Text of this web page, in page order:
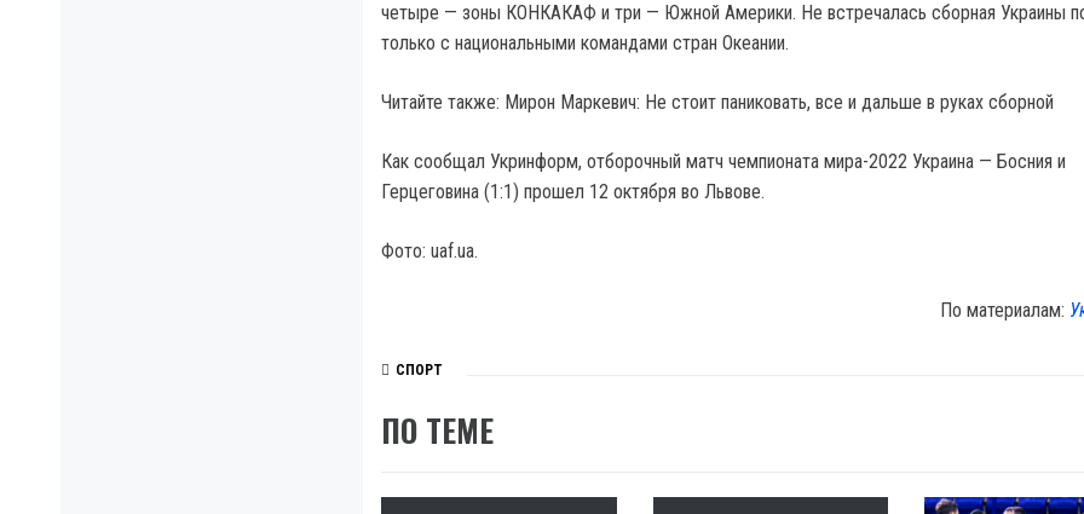
четыре — зоны КОНКАКАФ и три — Южной Америки. Не встречалась сборная Украины
только с национальными командами стран Океании.
Читайте также: Мирон Маркевич: Не стоит паниковать, все и дальше в руках сборной
Как сообщал Укринформ, отборочный матч чемпионата мира-2022 Украина — Босния и
Герцеговина (1:1) прошел 12 октября во Львове.
Фото: uaf.ua.
По материалам:
СПОРТ
ПО ТЕМЕ